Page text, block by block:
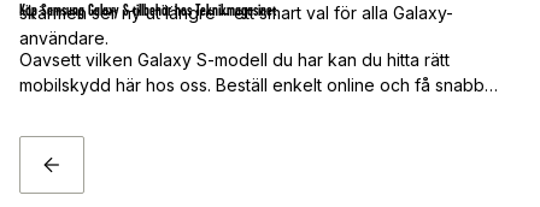
skärmen ser ny ut längre – ett smart val för alla Galaxy-
användare.
Köp Samsung Galaxy S-tillbehör hos Teknikmagasinet
Oavsett vilken Galaxy S-modell du har kan du hitta rätt
mobilskydd här hos oss. Beställ enkelt online och få snabb
mobil nytt liv med ett skal, fodral eller skärmskydd som passar
perfekt!
TILLBAKA